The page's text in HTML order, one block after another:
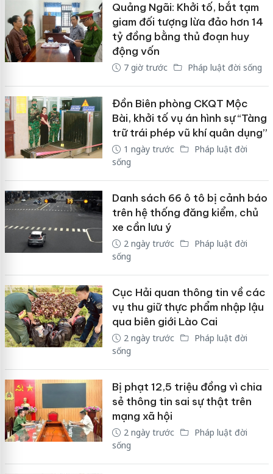
Quảng Ngãi: Khởi tố, bắt tạm
giam đối tượng lừa đảo hơn 14
tỷ đồng bằng thủ đoạn huy
động vốn
7 giờ trước Pháp luật đời sống
Đồn Biên phòng CKQT Mộc
Bài, khởi tố vụ án hình sự “Tàng
trữ trái phép vũ khí quân dụng”
1 ngày trước
Pháp luật đời
sống
Danh sách 66 ô tô bị cảnh báo
trên hệ thống đăng kiểm, chủ
xe cần lưu ý
2 ngày trước
Pháp luật đời
sống
Cục Hải quan thông tin về các
vụ thu giữ thực phẩm nhập lậu
qua biên giới Lào Cai
2 ngày trước
Pháp luật đời
sống
Bị phạt 12,5 triệu đồng vì chia
sẻ thông tin sai sự thật trên
mạng xã hội
2 ngày trước
Pháp luật đời
sống